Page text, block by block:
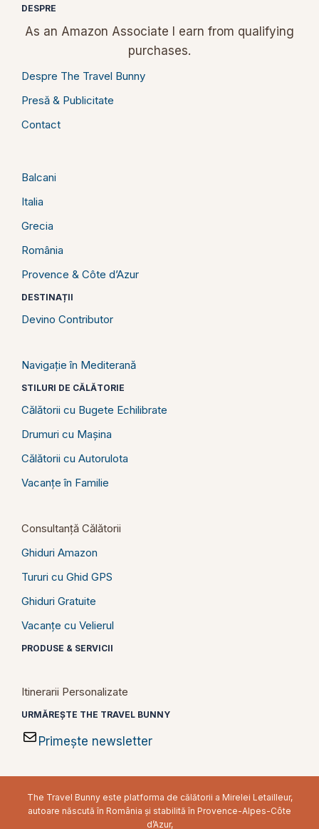
DESPRE
As an Amazon Associate I earn from qualifying
purchases.
Despre The Travel Bunny
Presă & Publicitate
Contact
Balcani
Italia
Grecia
România
Provence & Côte d’Azur
DESTINAȚII
Devino Contributor
Navigație în Mediterană
STILURI DE CĂLĂTORIE
Călătorii cu Bugete Echilibrate
Drumuri cu Mașina
Călătorii cu Autorulota
Vacanțe în Familie
Consultanță Călătorii
Ghiduri Amazon
Tururi cu Ghid GPS
Ghiduri Gratuite
Vacanțe cu Velierul
PRODUSE & SERVICII
Itinerarii Personalizate
URMĂREȘTE THE TRAVEL BUNNY
Primește newsletter
The Travel Bunny este platforma de călătorii a Mirelei Letailleur,
autoare născută în România și stabilită în Provence-Alpes-Côte
d’Azur,